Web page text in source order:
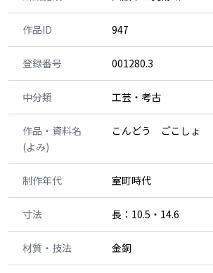
作品ID 947
登録番号 001280.3
中分類 工芸・考古
作品・資料名
(よみ)
こんどう ごこしょ
制作年代 室町時代
寸法 長：10.5・14.6
材質・技法 金銅